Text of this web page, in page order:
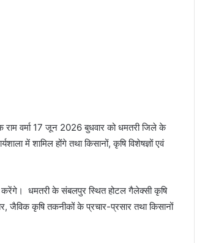
राम वर्मा 17 जून 2026 बुधवार को धमतरी जिले के
में शामिल होंगे तथा किसानों, कृषि विशेषज्ञों एवं
करेंगे। धमतरी के संबलपुर स्थित होटल गैलेक्सी कृषि
जैविक कृषि तकनीकों के प्रचार-प्रसार तथा किसानों